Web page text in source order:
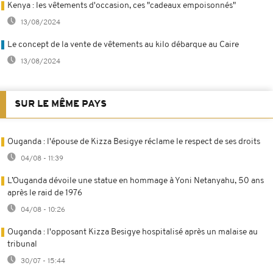
Kenya : les vêtements d'occasion, ces "cadeaux empoisonnés"
13/08/2024
Le concept de la vente de vêtements au kilo débarque au Caire
13/08/2024
SUR LE MÊME PAYS
Ouganda : l'épouse de Kizza Besigye réclame le respect de ses droits
04/08 - 11:39
L’Ouganda dévoile une statue en hommage à Yoni Netanyahu, 50 ans
après le raid de 1976
04/08 - 10:26
Ouganda : l'opposant Kizza Besigye hospitalisé après un malaise au
tribunal
30/07 - 15:44